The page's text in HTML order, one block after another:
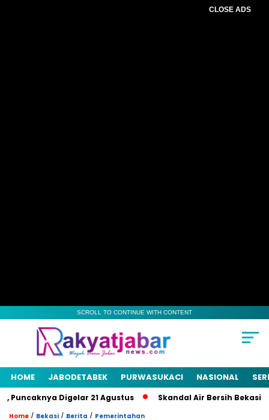
CLOSE ADS
SCROLL TO CONTINUE WITH CONTENT
HOME JABODETABEK PURWASUKACI NASIONAL
Puncaknya Digelar 21 Agustus Skandal Air Bersih Bekasi!
Home / Bekasi / Berita / Pemerintahan